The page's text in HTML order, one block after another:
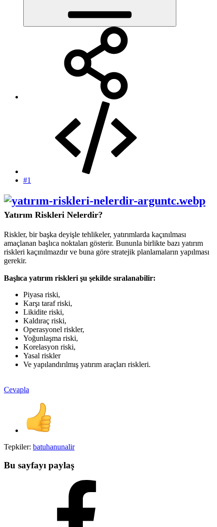
#1
Yatırım Riskleri Nelerdir?
Riskler, bir başka deyişle tehlikeler, yatırımlarda kaçınılması
amaçlanan başlıca noktaları gösterir. Bununla birlikte bazı yatırım
riskleri kaçınılmazdır ve buna göre stratejik planlamaların yapılması
gerekir.
Başlıca yatırım riskleri şu şekilde sıralanabilir:
Piyasa riski,
Karşı taraf riski,
Likidite riski,
Kaldıraç riski,
Operasyonel riskler,
Yoğunlaşma riski,
Korelasyon riski,
Yasal riskler
Ve yapılandırılmış yatırım araçları riskleri.
Cevapla
Tepkiler: batuhanunalir
Bu sayfayı paylaş